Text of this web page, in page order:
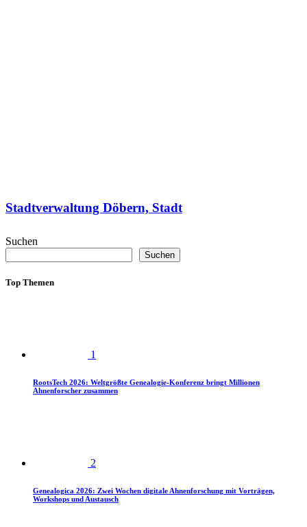
Stadtverwaltung Döbern, Stadt
Suchen
Suchen
Top Themen
1
RootsTech 2026: Weltgrößte Genealogie-Konferenz bringt Millionen
Ahnenforscher zusammen
2
Genealogica 2026: Zwei Wochen digitale Ahnenforschung mit Vorträgen,
Workshops und Austausch